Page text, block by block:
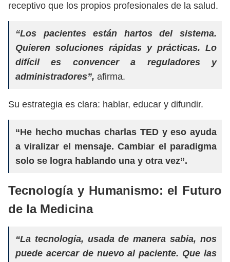
receptivo que los propios profesionales de la salud.
“Los pacientes están hartos del sistema.
Quieren soluciones rápidas y prácticas. Lo
difícil es convencer a reguladores y
administradores”, afirma.
Su estrategia es clara: hablar, educar y difundir.
“He hecho muchas charlas TED y eso ayuda
a viralizar el mensaje. Cambiar el paradigma
solo se logra hablando una y otra vez”.
Tecnología y Humanismo: el Futuro
de la Medicina
“La tecnología, usada de manera sabia, nos
puede acercar de nuevo al paciente. Que las